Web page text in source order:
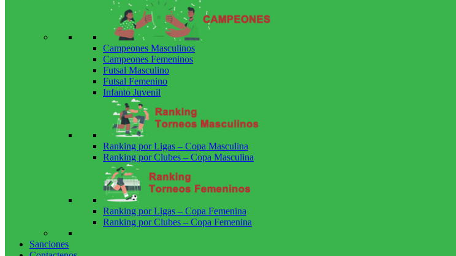
Campeones Masculinos
Campeones Femeninos
Futsal Masculino
Futsal Femenino
Infanto Juvenil
Ranking por Ligas – Copa Masculina
Ranking por Clubes – Copa Masculina
Ranking por Ligas – Copa Femenina
Ranking por Clubes – Copa Femenina
Sanciones